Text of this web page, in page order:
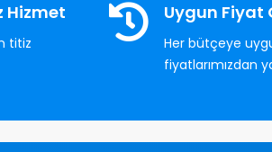
Hizmet
titiz
Uygun Fiyat
Her bütçeye
fiyatlarımızdan